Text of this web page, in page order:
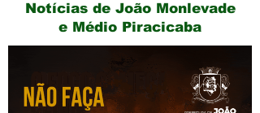
Notícias de João Monlevade
e Médio Piracicaba